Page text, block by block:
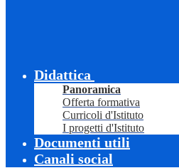
Didattica
Panoramica
Offerta formativa
Curricoli d'Istituto
I progetti d'Istituto
Documenti utili
Canali social